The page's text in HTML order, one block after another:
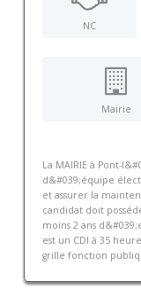
NC
Mairie
La MAIRIE à Pont-
d&#039;équipe
et assurer la
candidat doit
moins 2 ans
est un CDI à 35
grille fonction